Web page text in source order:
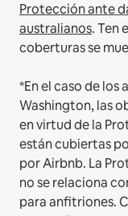
Protección ante
australianos. Ten
coberturas se
*En el caso de los
Washington, las
en virtud de la
están cubiertas
por Airbnb. La
no se relaciona
para anfitriones.